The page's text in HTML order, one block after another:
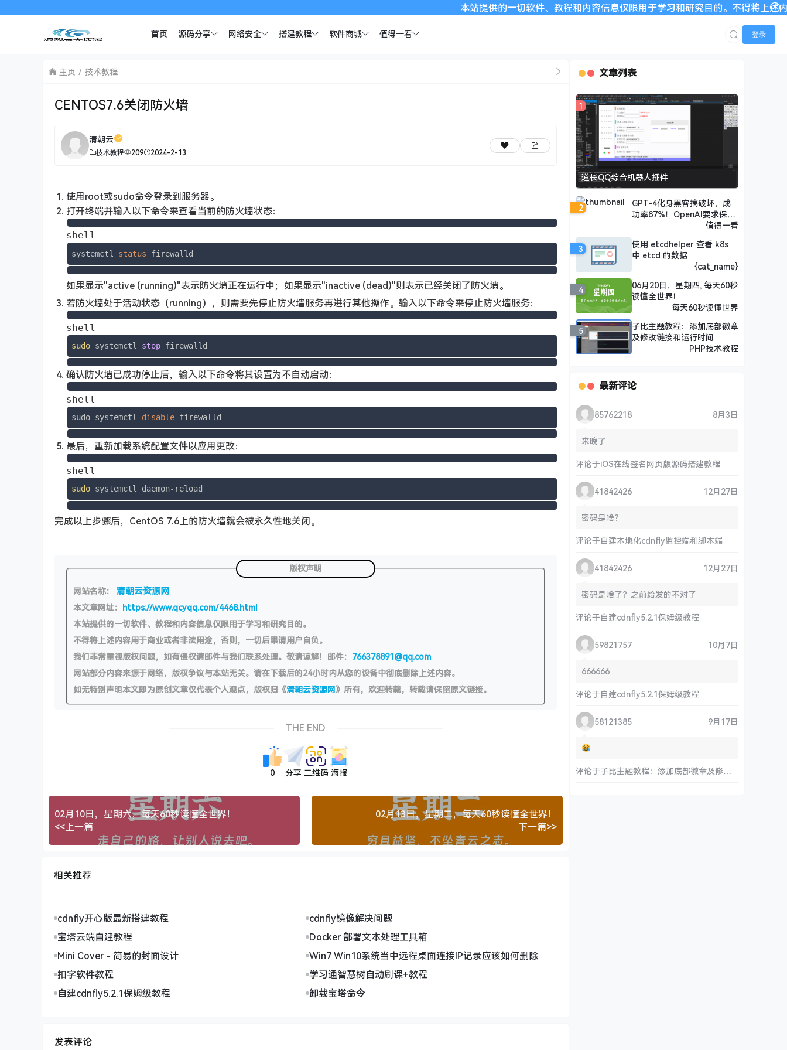
本站提供的一切软件、教程和内容信息仅限用于学习和研究目的。不得将上述内容
首页 源码分享 网络安全 搭建教程 软件商城 值得一看 登录
主页 技术教程
CENTOS7.6关闭防火墙
清朝云
技术教程 209 2024-2-13
使用root或sudo命令登录到服务器。
打开终端并输入以下命令来查看当前的防火墙状态：
shell
systemctl status firewalld
如果显示"active (running)"表示防火墙正在运行中；如果显示"inactive (dead)"则表示已经关闭了防火墙。
若防火墙处于活动状态（running），则需要先停止防火墙服务再进行其他操作。输入以下命令来停止防火墙服务：
shell
sudo systemctl stop firewalld
确认防火墙已成功停止后，输入以下命令将其设置为不自动启动：
shell
sudo systemctl disable firewalld
最后，重新加载系统配置文件以应用更改：
shell
sudo systemctl daemon-reload
完成以上步骤后，CentOS 7.6上的防火墙就会被永久性地关闭。
版权声明
网站名称： 清朝云资源网
本文章网址： https://www.qcyqq.com/4468.html
本站提供的一切软件、教程和内容信息仅限用于学习和研究目的。
不得将上述内容用于商业或者非法用途，否则，一切后果请用户自负。
我们非常重视版权问题，如有侵权请邮件与我们联系处理。敬请谅解！邮件： 766378891@qq.com
网站部分内容来源于网络，版权争议与本站无关。请在下载后的24小时内从您的设备中彻底删除上述内容。
如无特别声明本文即为原创文章仅代表个人观点，版权归《清朝云资源网》所有，欢迎转载，转载请保留原文链接。
THE END
0 分享 二维码 海报
02月10日，星期六，每天60秒读懂全世界！
<<上一篇
02月13日，星期二，每天60秒读懂全世界！
下一篇>>
相关推荐
cdnfly开心版最新搭建教程
cdnfly镜像解决问题
宝塔云端自建教程
Docker 部署文本处理工具箱
Mini Cover - 简易的封面设计
Win7 Win10系统当中远程桌面连接IP记录应该如何删除
扣字软件教程
学习通智慧树自动刷课+教程
自建cdnfly5.2.1保姆级教程
卸载宝塔命令
发表评论
文章列表
1
道长QQ综合机器人插件
2
GPT-4化身黑客搞破坏，成
功率87%！OpenAI要求保密
值得一看
3
使用 etcdhelper 查看 k8s
中 etcd 的数据
{cat_name}
4
06月20日，星期四, 每天60秒
读懂全世界！
每天60秒读懂世界
5
子比主题教程：添加底部徽章
及修改链接和运行时间
PHP技术教程
最新评论
85762218 8月3日
来晚了
评论于iOS在线签名网页版源码搭建教程
41842426 12月27日
密码是啥？
评论于自建本地化cdnfly监控端和脚本端
41842426 12月27日
密码是啥了？之前给发的不对了
评论于自建cdnfly5.2.1保姆级教程
59821757 10月7日
666666
评论于自建cdnfly5.2.1保姆级教程
58121385 9月17日
评论于子比主题教程：添加底部徽章及修改链接和运行时间